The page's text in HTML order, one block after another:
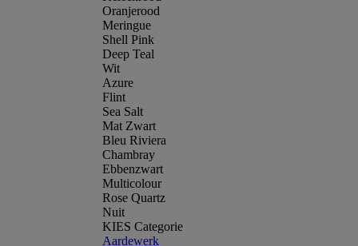
Oranjerood
Meringue
Shell Pink
Deep Teal
Wit
Azure
Flint
Sea Salt
Mat Zwart
Bleu Riviera
Chambray
Ebbenzwart
Multicolour
Rose Quartz
Nuit
KIES Categorie
Aardewerk